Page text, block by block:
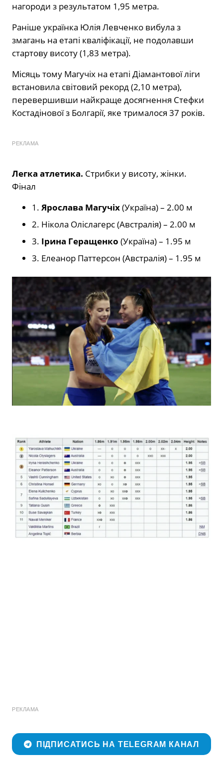
нагороди з результатом 1,95 метра.
Раніше українка Юлія Левченко вибула з
змагань на етапі кваліфікації, не подолавши
стартову висоту (1,83 метра).
Місяць тому Магучіх на етапі Діамантової ліги
встановила світовий рекорд (2,10 метра),
перевершивши найкраще досягнення Стефки
Костадінової з Болгарії, яке трималося 37 років.
РЕКЛАМА
Легка атлетика. Стрибки у висоту, жінки.
Фінал
1. Ярослава Магучіх(Україна) – 2.00 м
2. Нікола Оліслагерс (Австралія) – 2.00 м
3. Ірина Геращенко (Україна) – 1.95 м
3. Елеанор Паттерсон (Австралія) – 1.95 м
РЕКЛАМА
ПІДПИСАТИСЬ НА TELEGRAM КАНАЛ